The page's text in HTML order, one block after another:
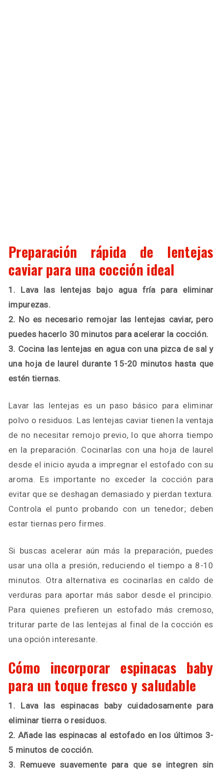
Preparación rápida de lentejas
caviar para una cocción ideal
1. Lava las lentejas bajo agua fría para eliminar
impurezas.
2. No es necesario remojar las lentejas caviar, pero
puedes hacerlo 30 minutos para acelerar la cocción.
3. Cocina las lentejas en agua con una pizca de sal y
una hoja de laurel durante 15-20 minutos hasta que
estén tiernas.
Lavar las lentejas es un paso básico para eliminar
polvo o residuos. Las lentejas caviar tienen la ventaja
de no necesitar remojo previo, lo que ahorra tiempo
en la preparación. Cocinarlas con una hoja de laurel
desde el inicio ayuda a impregnar el estofado con su
aroma. Es importante no exceder la cocción para
evitar que se deshagan demasiado y pierdan textura.
Controla el punto probando con un tenedor; deben
estar tiernas pero firmes.
Si buscas acelerar aún más la preparación, puedes
usar una olla a presión, reduciendo el tiempo a 8-10
minutos. Otra alternativa es cocinarlas en caldo de
verduras para aportar más sabor desde el principio.
Para quienes prefieren un estofado más cremoso,
triturar parte de las lentejas al final de la cocción es
una opción interesante.
Cómo incorporar espinacas baby
para un toque fresco y saludable
1. Lava las espinacas baby cuidadosamente para
eliminar tierra o residuos.
2. Añade las espinacas al estofado en los últimos 3-
5 minutos de cocción.
3. Remueve suavemente para que se integren sin